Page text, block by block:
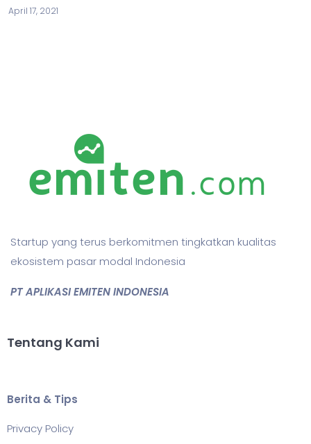
April 17, 2021
Startup yang terus berkomitmen tingkatkan kualitas
ekosistem pasar modal Indonesia
PT APLIKASI EMITEN INDONESIA
Tentang Kami
Berita & Tips
Privacy Policy